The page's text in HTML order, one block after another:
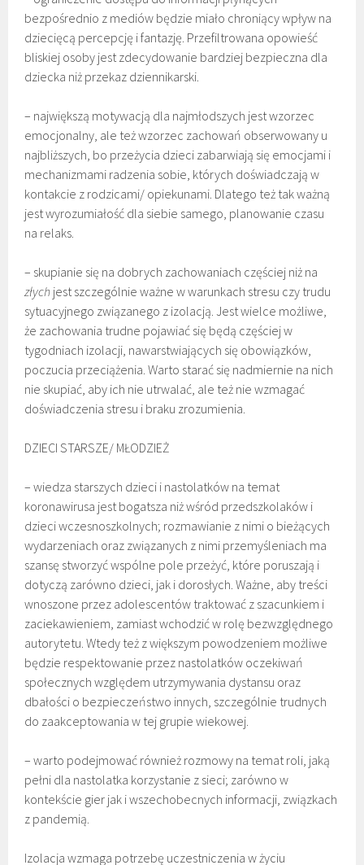
bezpośrednio z mediów będzie miało chroniący wpływ na
dziecięcą percepcję i fantazję. Przefiltrowana opowieść
bliskiej osoby jest zdecydowanie bardziej bezpieczna dla
dziecka niż przekaz dziennikarski.
– największą motywacją dla najmłodszych jest wzorzec
emocjonalny, ale też wzorzec zachowań obserwowany u
najbliższych, bo przeżycia dzieci zabarwiają się emocjami i
mechanizmami radzenia sobie, których doświadczają w
kontakcie z rodzicami/ opiekunami. Dlatego też tak ważną
jest wyrozumiałość dla siebie samego, planowanie czasu
na relaks.
– skupianie się na dobrych zachowaniach częściej niż na
złych jest szczególnie ważne w warunkach stresu czy trudu
sytuacyjnego związanego z izolacją. Jest wielce możliwe,
że zachowania trudne pojawiać się będą częściej w
tygodniach izolacji, nawarstwiających się obowiązków,
poczucia przeciążenia. Warto starać się nadmiernie na nich
nie skupiać, aby ich nie utrwalać, ale też nie wzmagać
doświadczenia stresu i braku zrozumienia.
DZIECI STARSZE/ MŁODZIEŻ
– wiedza starszych dzieci i nastolatków na temat
koronawirusa jest bogatsza niż wśród przedszkolaków i
dzieci wczesnoszkolnych; rozmawianie z nimi o bieżących
wydarzeniach oraz związanych z nimi przemyśleniach ma
szansę stworzyć wspólne pole przeżyć, które poruszają i
dotyczą zarówno dzieci, jak i dorosłych. Ważne, aby treści
wnoszone przez adolescentów traktować z szacunkiem i
zaciekawieniem, zamiast wchodzić w rolę bezwzględnego
autorytetu. Wtedy też z większym powodzeniem możliwe
będzie respektowanie przez nastolatków oczekiwań
społecznych względem utrzymywania dystansu oraz
dbałości o bezpieczeństwo innych, szczególnie trudnych
do zaakceptowania w tej grupie wiekowej.
– warto podejmować również rozmowy na temat roli, jaką
pełni dla nastolatka korzystanie z sieci; zarówno w
kontekście gier jak i wszechobecnych informacji, związkach
z pandemią.
Izolacja wzmaga potrzebę uczestniczenia w życiu